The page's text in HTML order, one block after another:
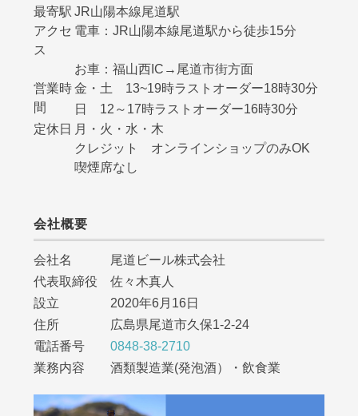
最寄駅 JR山陽本線尾道駅
アクセ
ス
電車：JR山陽本線尾道駅から徒歩15分
お車：福山西IC→尾道市街方面
営業時
間
金・土 13~19時ラストオーダー18時30分
日 12～17時ラストオーダー16時30分
定休日 月・火・水・木
クレジット オンラインショップのみOK
喫煙席なし
会社概要
会社名 尾道ビール株式会社
代表取締役 佐々木真人
設立 2020年6月16日
住所 広島県尾道市久保1-2-24
電話番号0848-38-2710
業務内容 酒類製造業(発泡酒）・飲食業